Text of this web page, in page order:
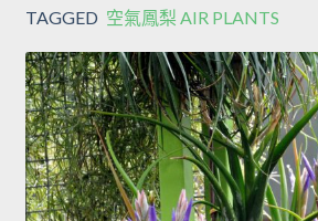
TAGGED 空氣鳳梨 AIR PLANTS